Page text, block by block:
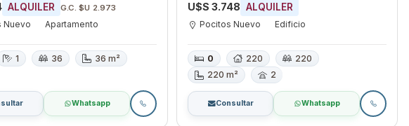
ALQUILER G.C. $U 2.973
Nuevo Apartamento
1 36
36 m²
Whatsapp
U$S 3.748 ALQUILER
Pocitos Nuevo Edificio
0 220
220
220 m²
2
Consultar Whatsapp